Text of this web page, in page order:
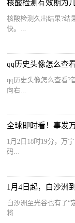
核酸检测有效期为
核酸检测久出结果?结
快。...
qq历史头像怎么查
qq历史头像怎么查看?
向右...
1月2日18时19分，万
码...
1月4日起，白沙洲
白沙洲至光谷也有了“
将...